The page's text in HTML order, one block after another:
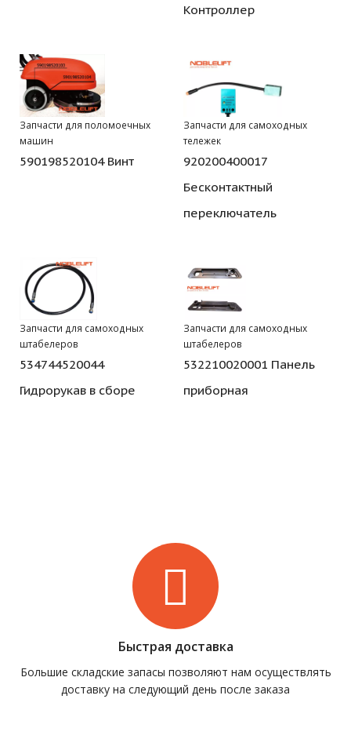
Контроллер
Запчасти для поломоечных
машин
590198520104 Винт
Запчасти для самоходных
тележек
920200400017
Бесконтактный
переключатель
Запчасти для самоходных
штабелеров
534744520044
Гидрорукав в сборе
Запчасти для самоходных
штабелеров
532210020001 Панель
приборная
Быстрая доставка
Большие складские запасы позволяют нам осуществлять
доставку на следующий день после заказа